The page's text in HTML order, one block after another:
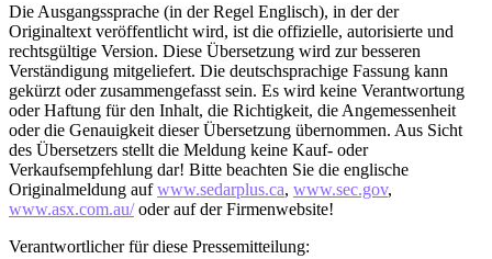
Die Ausgangssprache (in der Regel Englisch), in der der
Originaltext veröffentlicht wird, ist die offizielle, autorisierte und
rechtsgültige Version. Diese Übersetzung wird zur besseren
Verständigung mitgeliefert. Die deutschsprachige Fassung kann
gekürzt oder zusammengefasst sein. Es wird keine Verantwortung
oder Haftung für den Inhalt, die Richtigkeit, die Angemessenheit
oder die Genauigkeit dieser Übersetzung übernommen. Aus Sicht
des Übersetzers stellt die Meldung keine Kauf- oder
Verkaufsempfehlung dar! Bitte beachten Sie die englische
Originalmeldung aufwww.sedarplus.ca, www.sec.gov,
www.asx.com.au/oder auf der Firmenwebsite!
Verantwortlicher für diese Pressemitteilung: